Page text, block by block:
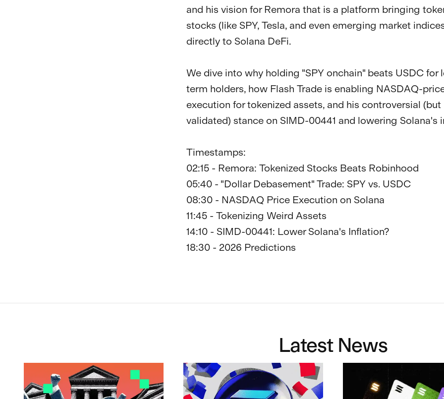
and his vision for Remora that is a platform bringing
stocks (like SPY, Tesla, and even emerging market
directly to Solana DeFi.
We dive into why holding "SPY onchain" beats USDC for
term holders, how Flash Trade is enabling NASDAQ-
execution for tokenized assets, and his controversial (but
validated) stance on SIMD-00441 and lowering Solana's
Timestamps:
02:15 - Remora: Tokenized Stocks Beats Robinhood
05:40 - "Dollar Debasement" Trade: SPY vs. USDC
08:30 - NASDAQ Price Execution on Solana
11:45 - Tokenizing Weird Assets
14:10 - SIMD-00441: Lower Solana's Inflation?
18:30 - 2026 Predictions
Latest News